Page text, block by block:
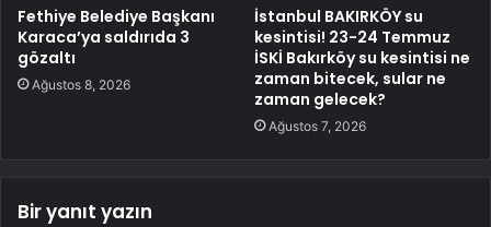
Fethiye Belediye Başkanı
Karaca’ya saldırıda 3
gözaltı
Ağustos 8, 2026
İstanbul BAKIRKÖY su
kesintisi! 23-24 Temmuz
İSKİ Bakırköy su kesintisi ne
zaman bitecek, sular ne
zaman gelecek?
Ağustos 7, 2026
Bir yanıt yazın